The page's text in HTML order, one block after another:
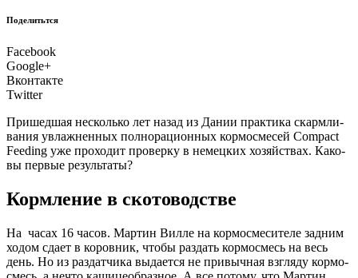
Поделитьтся
Facebook
Google+
Вконтакте
Twitter
При­шед­шая несколь­ко лет назад из Дании прак­ти­ка скарм­ли­
ва­ния увлаж­нен­ных пол­но­ра­ци­он­ных кор­мо­сме­сей Compact
Feeding уже про­хо­дит про­вер­ку в немец­ких хозяй­ствах. Како­
вы пер­вые результаты?
Кормление в скотоводстве
На часах 16 часов. Мар­тин Вил­ле на кор­мо­сме­си­те­ле зад­ним
ходом сда­ет в коров­ник, что­бы раз­дать кор­мо­смесь на весь
день. Но из раз­дат­чи­ка выда­ет­ся не при­выч­ная взгля­ду кор­мо­